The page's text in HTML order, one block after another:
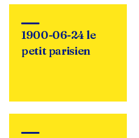
1900-06-24 le
petit parisien